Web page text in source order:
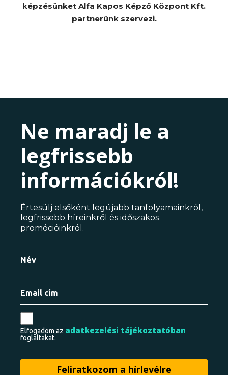
képzésünket Alfa Kapos Képző Központ Kft.
partnerünk szervezi.
Ne maradj le a
legfrissebb
információkról!
Értesülj elsőként legújabb tanfolyamainkról,
legfrissebb híreinkről és időszakos
promócióinkról.
Elfogadom az adatkezelési tájékoztatóban
foglaltakat.